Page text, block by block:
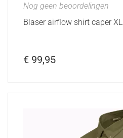
Nog geen beoordelingen
Blaser airflow shirt caper XL
€ 99,95